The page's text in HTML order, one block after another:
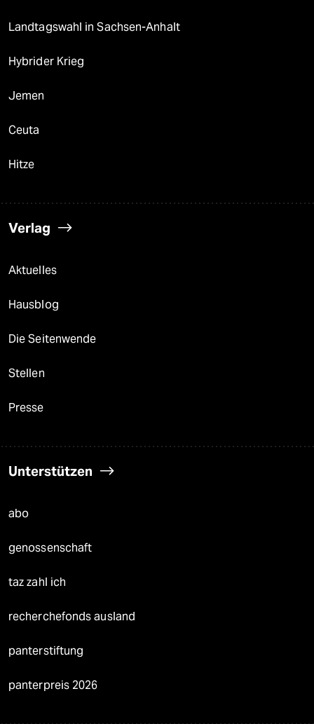
Landtagswahl in Sachsen-Anhalt
Hybrider Krieg
Jemen
Ceuta
Hitze
Verlag
Aktuelles
Hausblog
Die Seitenwende
Stellen
Presse
Unterstützen
abo
genossenschaft
taz zahl ich
recherchefonds ausland
panterstiftung
panterpreis 2026